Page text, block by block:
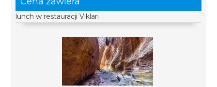
lunch w restauracji Viklari